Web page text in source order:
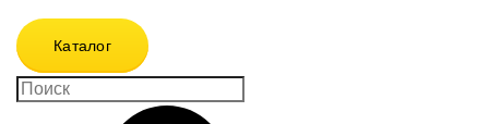
Каталог